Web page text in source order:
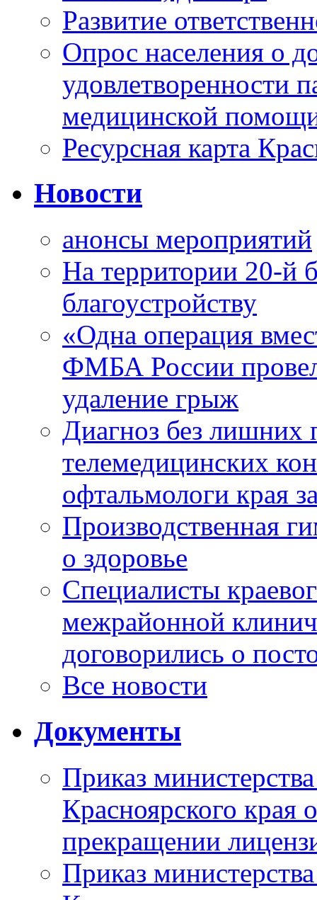
Развитие
Опрос населения о
удовлетворенности
медицинской
Ресурсная карта
Новости
анонсы мероприятий
На территории 20-й
благоустройству
«Одна операция
ФМБА России
удаление грыж
Диагноз без лишних
телемедицинских
офтальмологи края
Производственная
о здоровье
Специалисты
межрайонной
договорились о
Все новости
Документы
Приказ
Красноярского
прекращении
Приказ